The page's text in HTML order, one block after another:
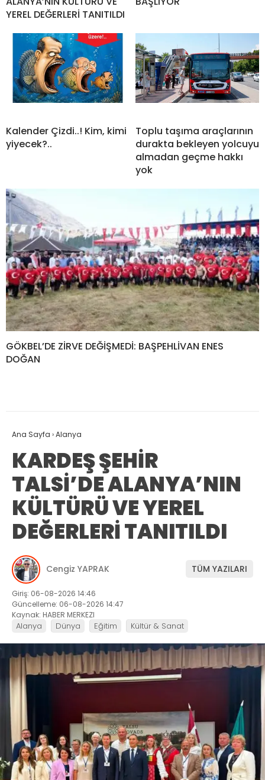
YEREL DEĞERLERİ TANITILDI
Kalender Çizdi..! Kim, kimi
yiyecek?..
Toplu taşıma araçlarının
durakta bekleyen yolcuyu
almadan geçme hakkı
yok
GÖKBEL’DE ZİRVE DEĞİŞMEDİ: BAŞPEHLİVAN ENES
DOĞAN
Ana Sayfa ›Alanya
KARDEŞ ŞEHİR
TALSİ’DE ALANYA’NIN
KÜLTÜRÜ VE YEREL
DEĞERLERİ TANITILDI
Cengiz YAPRAK TÜM YAZILARI
Giriş: 06-08-2026 14:46
Güncelleme: 06-08-2026 14:47
Kaynak: HABER MERKEZI
Alanya Dünya Eğitim Kültür & Sanat